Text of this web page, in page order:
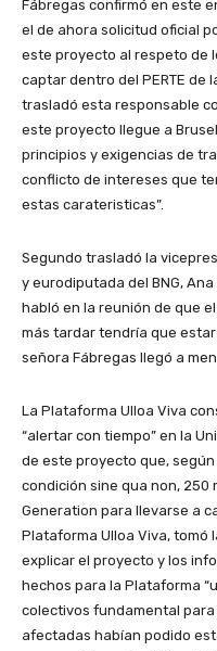
Fábregas confirmó en este
el de ahora solicitud oficial
este proyecto al respeto de
captar dentro del PERTE de
trasladó esta responsable
este proyecto llegue a
principios y exigencias de
conflicto de intereses que
estas carateristicas”.
Segundo trasladó la
y eurodiputada del BNG,
habló en la reunión de que
más tardar tendría que
señora Fábregas llegó a
La Plataforma Ulloa Viva
“alertar con tiempo” en la
de este proyecto que,
condición sine qua non, 250
Generation para llevarse a
Plataforma Ulloa Viva, tomó
explicar el proyecto y los
hechos para la Plataforma
colectivos fundamental
afectadas habían podido